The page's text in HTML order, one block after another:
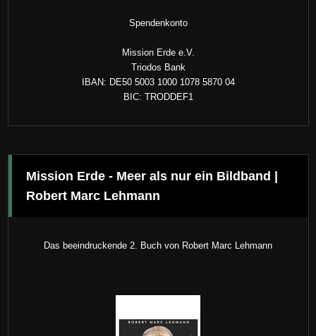
Spendenkonto
Mission Erde e.V.
Triodos Bank
IBAN: DE50 5003 1000 1078 5870 04
BIC: TRODDEF1
Mission Erde - Meer als nur ein Bildband |
Robert Marc Lehmann
Das beeindruckende 2. Buch von Robert Marc Lehmann